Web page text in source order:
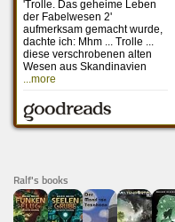
Ralf's books